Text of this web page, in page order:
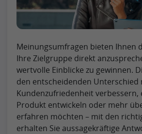
Meinungsumfragen bieten Ihnen
Ihre Zielgruppe direkt
wertvolle Einblicke zu gewinnen.
den entscheidenden Unterschied
Kundenzufriedenheit verbessern,
Produkt entwickeln oder mehr
erfahren möchten – mit den
erhalten Sie aussagekräftige